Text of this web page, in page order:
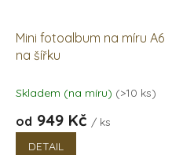
Mini fotoalbum na míru A6
na šířku
Skladem (na míru) (>10 ks)
od 949 Kč / ks
DETAIL